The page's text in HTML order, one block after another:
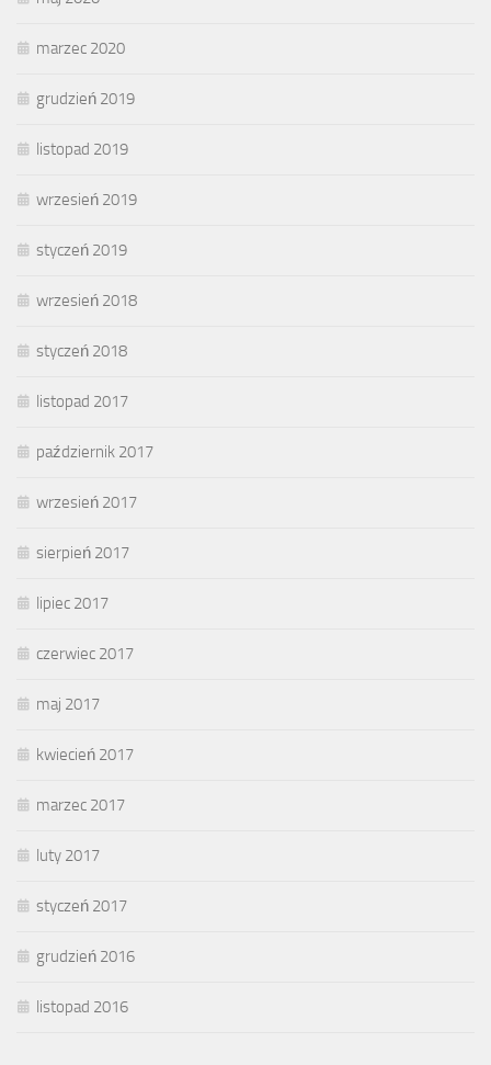
marzec 2020
grudzień 2019
listopad 2019
wrzesień 2019
styczeń 2019
wrzesień 2018
styczeń 2018
listopad 2017
październik 2017
wrzesień 2017
sierpień 2017
lipiec 2017
czerwiec 2017
maj 2017
kwiecień 2017
marzec 2017
luty 2017
styczeń 2017
grudzień 2016
listopad 2016